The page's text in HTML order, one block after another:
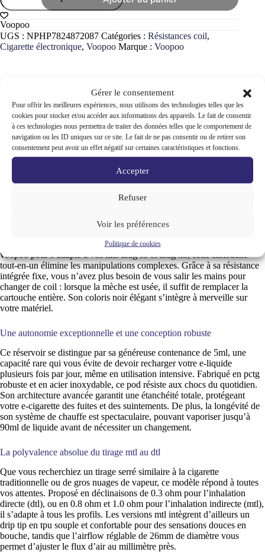
Gérer le consentement
Pour offrir les meilleures expériences, nous utilisons des technologies telles que les
cookies pour stocker et/ou accéder aux informations des appareils. Le fait de consentir
à ces technologies nous permettra de traiter des données telles que le comportement de
navigation ou les ID uniques sur ce site. Le fait de ne pas consentir ou de retirer son
consentement peut avoir un effet négatif sur certaines caractéristiques et fonctions.
Accepter
Refuser
Voir les préférences
Politique de cookies
Pack
de
2
cartouches
pnp-
5ml
Voopoo
UGS : NPHP7824872087 Catégories : Résistances coil,
Cigarette électronique, Voopoo Marque : Voopoo
Description
Informations complémentaires
Pourquoi choisir les cartouches pnp-x voopoo pour votre pod drag ?
Le pod de remplacement pnp-x voopoo est la solution idéale pour
performances exceptionnelles. Pensée par la marque de référence
voopoo pour s’adapté à vos kits drag s3 et drag x3, cette cartouche
tout-en-un élimine les manipulations complexes. Grâce à sa résistance
intégrée fixe, vous n’avez plus besoin de vous salir les mains pour
changer de coil : lorsque la mèche est usée, il suffit de remplacer la
cartouche entière. Son coloris noir élégant s’intègre à merveille sur
votre matériel.
Une autonomie exceptionnelle et une conception robuste
Ce réservoir se distingue par sa généreuse contenance de 5ml, une
capacité rare qui vous évite de devoir recharger votre e-liquide
plusieurs fois par jour, même en utilisation intensive. Fabriqué en pctg
robuste et en acier inoxydable, ce pod résiste aux chocs du quotidien.
Son architecture avancée garantit une étanchéité totale, protégeant
votre e-cigarette des fuites et des suintements. De plus, la longévité de
son système de chauffe est spectaculaire, pouvant vaporiser jusqu’à
90ml de liquide avant de nécessiter un changement.
La polyvalence absolue du tirage mtl au dtl
Que vous recherchiez un tirage serré similaire à la cigarette
traditionnelle ou de gros nuages de vapeur, ce modèle répond à toutes
vos attentes. Proposé en déclinaisons de 0.3 ohm pour l’inhalation
directe (dtl), ou en 0.8 ohm et 1.0 ohm pour l’inhalation indirecte (mtl),
il s’adapte à tous les profils. Les versions mtl intègrent d’ailleurs un
drip tip en tpu souple et confortable pour des sensations douces en
bouche, tandis que l’airflow réglable de 26mm de diamètre vous
permet d’ajuster le flux d’air au millimètre près.